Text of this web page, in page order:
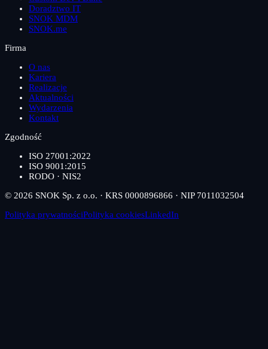
Doradztwo IT
SNOK MDM
SNOK.me
Firma
O nas
Kariera
Realizacje
Aktualności
Wydarzenia
Kontakt
Zgodność
ISO 27001:2022
ISO 9001:2015
RODO · NIS2
© 2026 SNOK Sp. z o.o. · KRS 0000896866 · NIP 7011032504
Polityka prywatnościPolityka cookiesLinkedIn